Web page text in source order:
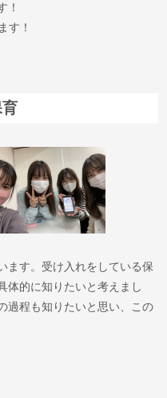
！
す！
ます。受け入れをしている保
体的に知りたいと考えまし
過程も知りたいと思い、この